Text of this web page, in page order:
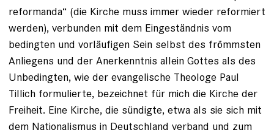
reformanda“ (die Kirche muss immer wieder ­reformiert
werden), verbunden mit dem Eingeständnis vom
bedingten und vorläufigen Sein selbst des frömmsten
Anliegens und der Anerkenntnis allein Gottes als des
Unbedingten, wie der evangelische Theologe Paul
Tillich formulierte, bezeichnet für mich die Kirche der
Freiheit. Eine Kirche, die sündigte, etwa als sie sich mit
dem Nationalismus in Deutschland verband und zum